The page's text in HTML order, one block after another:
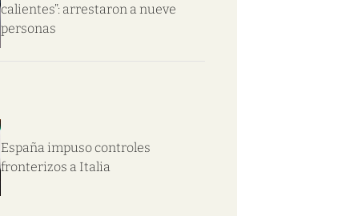
calientes”: arrestaron a nueve
personas
España impuso controles
fronterizos a Italia